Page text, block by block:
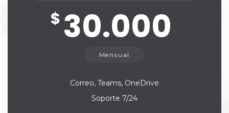
$ 30.000
Mensual
Correo, Teams, OneDrive
Soporte 7/24